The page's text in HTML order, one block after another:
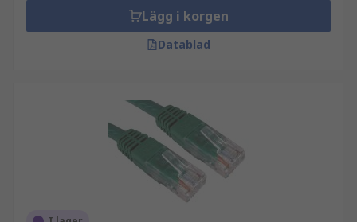
Lägg i korgen
Datablad